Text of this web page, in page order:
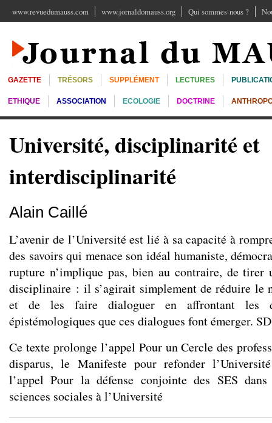
www.revuedumauss.com www.jornaldomauss.org Qui sommes-nous ?
GAZETTE TRÉSORS SUPPLÉMENT LECTURES
ETHIQUE ASSOCIATION ECOLOGIE DOCTRINE
Université, disciplinarité et
interdisciplinarité
Alain Caillé
L’avenir de l’Université est lié à sa capacité à
des savoirs qui menace son idéal humaniste,
rupture n’implique pas, bien au contraire, de
disciplinaire : il s’agirait simplement de réduire le
et de les faire dialoguer en affrontant les
épistémologiques que ces dialogues font émerger. SD
Ce texte prolonge l’appel Pour un Cercle des
disparus, le Manifeste pour refonder
l’appelPour la défense conjointe des SES
sciences sociales à l’Université